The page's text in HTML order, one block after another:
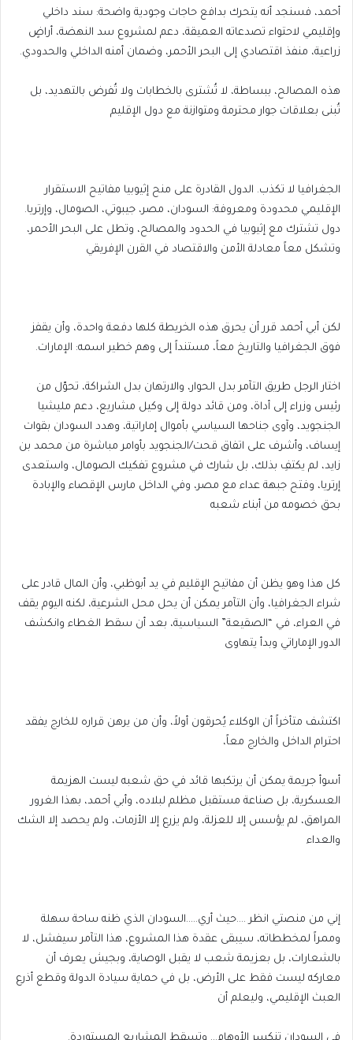
أحمد، فسنجد أنه يتحرك بدافع حاجات وجودية واضحة: سند داخلي
وإقليمي لاحتواء تصدعاته العميقة، دعم لمشروع سد النهضة، أراضٍ
زراعية، منفذ اقتصادي إلى البحر الأحمر، وضمان أمنه الداخلي والحدودي.
هذه المصالح، ببساطة، لا تُشترى بالخطابات ولا تُفرض بالتهديد، بل
تُبنى بعلاقات جوار محترمة ومتوازنة مع دول الإقليم
الجغرافيا لا تكذب. الدول القادرة على منح إثيوبيا مفاتيح الاستقرار
الإقليمي محدودة ومعروفة: السودان، مصر، جيبوتي، الصومال، وإرتريا.
دول تشترك مع إثيوبيا في الحدود والمصالح، وتطل على البحر الأحمر،
وتشكل معاً معادلة الأمن والاقتصاد في القرن الإفريقي
لكن أبي أحمد قرر أن يحرق هذه الخريطة كلها دفعة واحدة، وأن يقفز
فوق الجغرافيا والتاريخ معاً، مستنداً إلى وهم خطير اسمه: الإمارات.
اختار الرجل طريق التآمر بدل الحوار، والارتهان بدل الشراكة، تحوّل من
رئيس وزراء إلى أداة، ومن قائد دولة إلى وكيل مشاريع، دعم مليشيا
الجنجويد، وآوى جناحها السياسي بأموال إماراتية، وهدد السودان بقوات
إيساف، وأشرف على اتفاق قحت/الجنجويد بأوامر مباشرة من محمد بن
زايد، لم يكتفِ بذلك، بل شارك في مشروع تفكيك الصومال، واستعدى
إرتريا، وفتح جبهة عداء مع مصر، وفي الداخل مارس الإقصاء والإبادة
بحق خصومه من أبناء شعبه
كل هذا وهو يظن أن مفاتيح الإقليم في يد أبوظبي، وأن المال قادر على
شراء الجغرافيا، وأن التآمر يمكن أن يحل محل الشرعية، لكنه اليوم يقف
في العراء، في “الصقيعة” السياسية، بعد أن سقط الغطاء وانكشف
الدور الإماراتي وبدأ يتهاوى
اكتشف متأخراً أن الوكلاء يُحرقون أولاً، وأن من يرهن قراره للخارج يفقد
احترام الداخل والخارج معاً،
أسوأ جريمة يمكن أن يرتكبها قائد في حق شعبه ليست الهزيمة
العسكرية، بل صناعة مستقبل مظلم لبلاده، وأبي أحمد، بهذا الغرور
المراهق، لم يؤسس إلا للعزلة، ولم يزرع إلا الأزمات، ولم يحصد إلا الشك
والعداء
إني من منصتي انظر ….حيث أري…..السودان الذي ظنه ساحة سهلة
وممراً لمخططاته، سيبقى عقدة هذا المشروع، هذا التآمر سيفشل، لا
بالشعارات، بل بعزيمة شعب لا يقبل الوصاية، وبجيش يعرف أن
معاركه ليست فقط على الأرض، بل في حماية سيادة الدولة وقطع أذرع
العبث الإقليمي، وليعلم أن